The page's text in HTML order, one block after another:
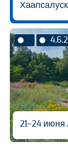
21–24 июня